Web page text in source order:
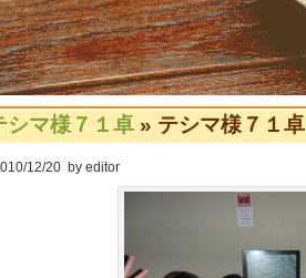
シマ様７１卓 » テシマ様７１卓
12/20 by editor